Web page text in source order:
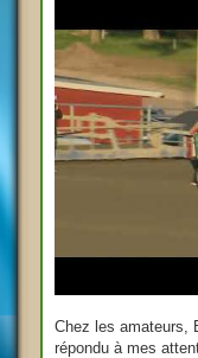
Chez les amateurs,
répondu à mes